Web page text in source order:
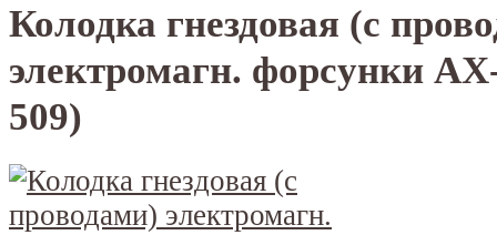
Колодка гнездовая (с
электромагн. форсунки
509)